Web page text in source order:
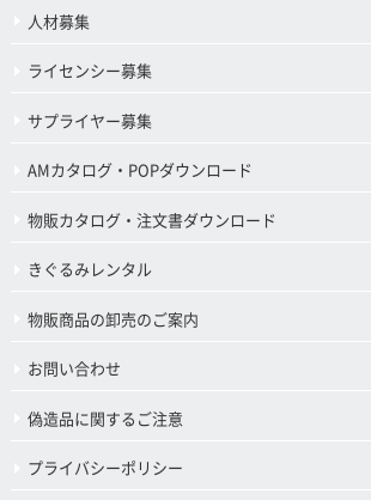
人材募集
ライセンシー募集
サプライヤー募集
AMカタログ・POPダウンロード
物販カタログ・注文書ダウンロード
きぐるみレンタル
物販商品の卸売のご案内
お問い合わせ
偽造品に関するご注意
プライバシーポリシー